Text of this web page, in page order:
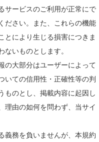
サービスのご利用が正常にで
ださい。また、これらの機能
とにより生じる損害につきま
ないものとします。
の大部分はユーザーによって
いての信用性・正確性等の判
ものとし、掲載内容に起因し
理由の如何を問わず、当サイ
義務を負いませんが、本規約